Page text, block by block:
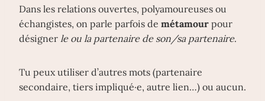
Dans les relations ouvertes, polyamoureuses ou
échangistes, on parle parfois de métamour pour
désigner le ou la partenaire de son/sa partenaire.
Tu peux utiliser d’autres mots (partenaire
secondaire, tiers impliqué·e, autre lien…) ou aucun.